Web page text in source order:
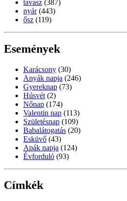
tavasz (387)
nyár (443)
ősz (119)
Események
Karácsony (30)
Anyák napja (246)
Gyereknap (73)
Húsvét (2)
Nőnap (174)
Valentin nap (113)
Születésnap (109)
Babalátogatás (20)
Esküvő (43)
Apák napja (124)
Évforduló (93)
Címkék